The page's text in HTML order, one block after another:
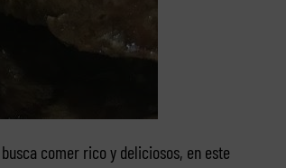
comer rico y deliciosos, en este